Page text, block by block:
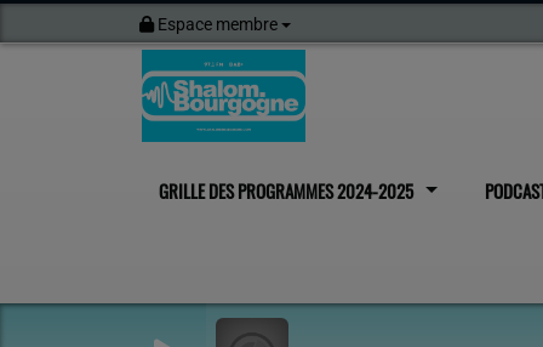
Espace membre
GRILLE DES PROGRAMMES 2024-2025